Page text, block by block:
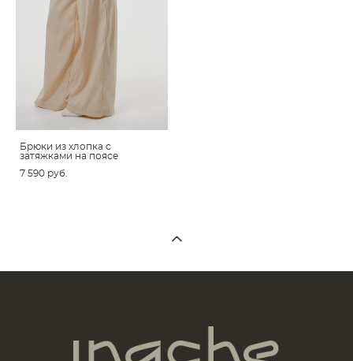
Брюки из хлопка с
затяжками на поясе
7 590 pуб.